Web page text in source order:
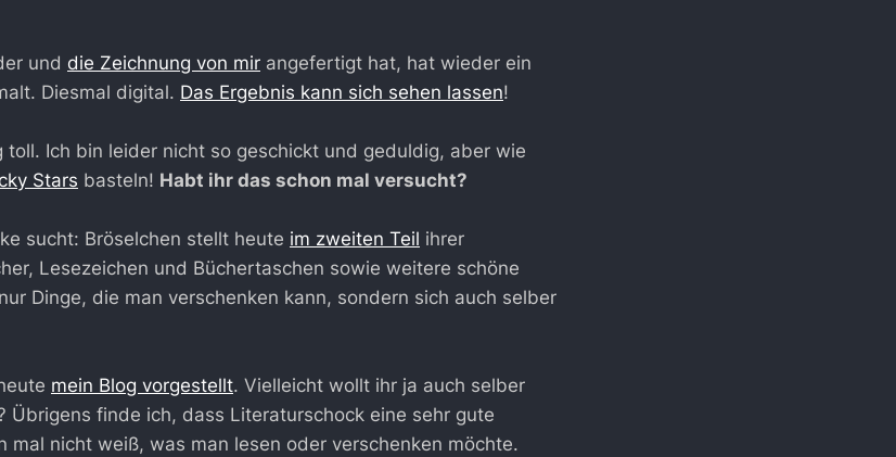
und die Zeichnung von mir angefertigt hat, hat wieder ein
Diesmal digital. Das Ergebnis kann sich sehen lassen!
toll. Ich bin leider nicht so geschickt und geduldig, aber wie
Stars basteln! Habt ihr das schon mal versucht?
sucht: Bröselchen stellt heute im zweiten Teil ihrer
Lesezeichen und Büchertaschen sowie weitere schöne
Dinge, die man verschenken kann, sondern sich auch selber
mein Blog vorgestellt. Vielleicht wollt ihr ja auch selber
Übrigens finde ich, dass Literaturschock eine sehr gute
mal nicht weiß, was man lesen oder verschenken möchte.